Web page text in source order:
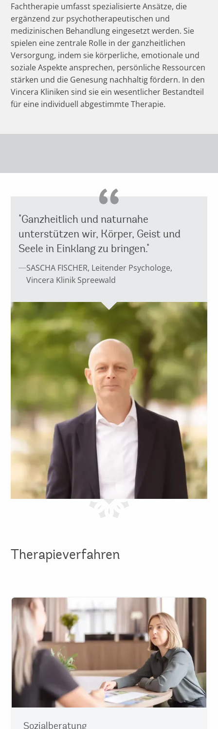
Fachtherapie umfasst spezialisierte Ansätze, die
ergänzend zur psychotherapeutischen und
medizinischen Behandlung eingesetzt werden. Sie
spielen eine zentrale Rolle in der ganzheitlichen
Versorgung, indem sie körperliche, emotionale und
soziale Aspekte ansprechen, persönliche Ressourcen
stärken und die Genesung nachhaltig fördern. In den
Vincera Kliniken sind sie ein wesentlicher Bestandteil
für eine individuell abgestimmte Therapie.
"Ganzheitlich und naturnahe
unterstützen wir, Körper, Geist und
Seele in Einklang zu bringen."
SASCHA FISCHER, Leitender Psychologe,
Vincera Klinik Spreewald
Therapieverfahren
Sozialberatung